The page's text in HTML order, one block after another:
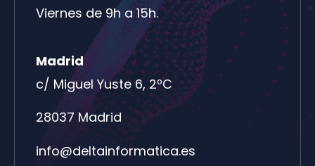
Viernes de 9h a 15h.
Madrid
c/ Miguel Yuste 6, 2ºC
28037 Madrid
info@deltainformatica.es